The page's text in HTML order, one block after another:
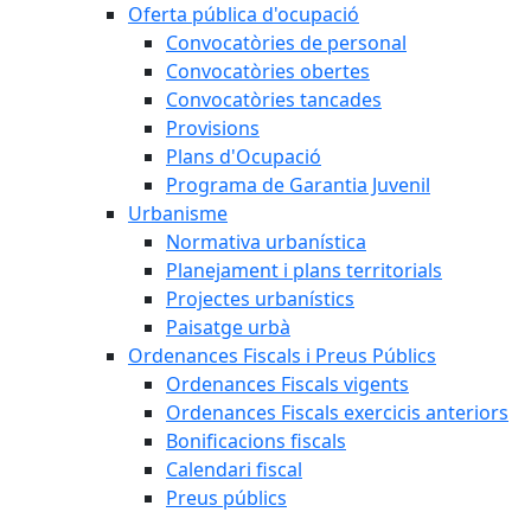
Oferta pública d'ocupació
Convocatòries de personal
Convocatòries obertes
Convocatòries tancades
Provisions
Plans d'Ocupació
Programa de Garantia Juvenil
Urbanisme
Normativa urbanística
Planejament i plans territorials
Projectes urbanístics
Paisatge urbà
Ordenances Fiscals i Preus Públics
Ordenances Fiscals vigents
Ordenances Fiscals exercicis anteriors
Bonificacions fiscals
Calendari fiscal
Preus públics